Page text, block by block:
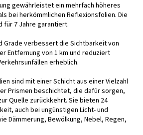
gewährleistet ein mehrfach höheres
bei herkömmlichen Reflexionsfolien. Die
für 7 Jahre garantiert.
Grade verbessert die Sichtbarkeit von
Entfernung von 1 km und reduziert
erheblich.
sind mit einer Schicht aus einer Vielzahl
Prismen beschichtet, die dafür sorgen,
Quelle zurückkehrt. Sie bieten 24
auch bei ungünstigen Licht- und
Dämmerung, Bewölkung, Nebel, Regen,